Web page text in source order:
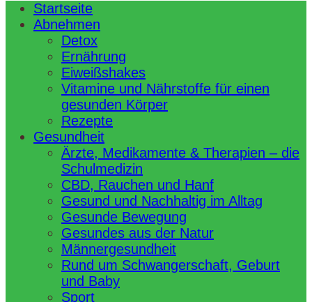
Startseite
Abnehmen
Detox
Ernährung
Eiweißshakes
Vitamine und Nährstoffe für einen
gesunden Körper
Rezepte
Gesundheit
Ärzte, Medikamente & Therapien – die
Schulmedizin
CBD, Rauchen und Hanf
Gesund und Nachhaltig im Alltag
Gesunde Bewegung
Gesundes aus der Natur
Männergesundheit
Rund um Schwangerschaft, Geburt
und Baby
Sport